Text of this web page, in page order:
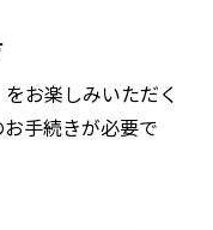
をお楽しみいただく
手続きが必要で